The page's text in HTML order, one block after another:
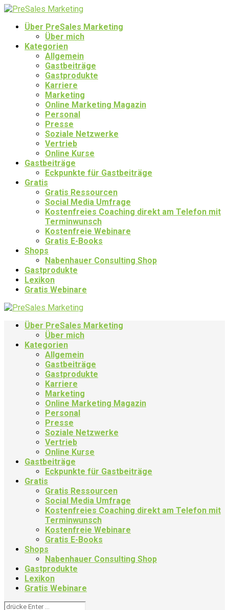
Über PreSales Marketing
Über mich
Kategorien
Allgemein
Gastbeiträge
Gastprodukte
Karriere
Marketing
Online Marketing Magazin
Personal
Presse
Soziale Netzwerke
Vertrieb
Online Kurse
Gastbeiträge
Eckpunkte für Gastbeiträge
Gratis
Gratis Ressourcen
Social Media Umfrage
Kostenfreies Coaching direkt am Telefon mit
Terminwunsch
Kostenfreie Webinare
Gratis E-Books
Shops
Nabenhauer Consulting Shop
Gastprodukte
Lexikon
Gratis Webinare
Über PreSales Marketing
Über mich
Kategorien
Allgemein
Gastbeiträge
Gastprodukte
Karriere
Marketing
Online Marketing Magazin
Personal
Presse
Soziale Netzwerke
Vertrieb
Online Kurse
Gastbeiträge
Eckpunkte für Gastbeiträge
Gratis
Gratis Ressourcen
Social Media Umfrage
Kostenfreies Coaching direkt am Telefon mit
Terminwunsch
Kostenfreie Webinare
Gratis E-Books
Shops
Nabenhauer Consulting Shop
Gastprodukte
Lexikon
Gratis Webinare